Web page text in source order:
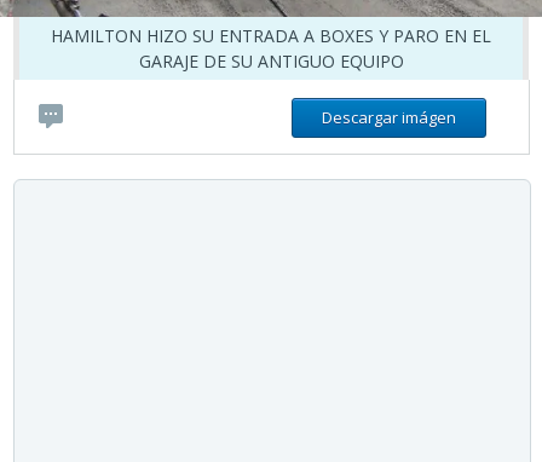
HAMILTON HIZO SU ENTRADA A BOXES Y PARO EN EL
GARAJE DE SU ANTIGUO EQUIPO
Descargar imágen